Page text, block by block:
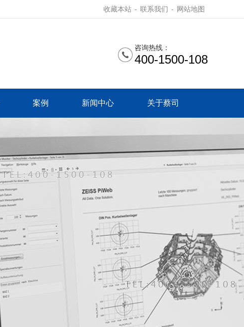
收藏本站 - 联系我们 - 网站地图
咨询热线：
400-1500-108
案例 新闻中心 关于蔡司